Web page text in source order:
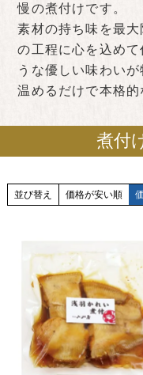
慢の煮付けです。
素材の持ち味を最
の工程に心を込め
うな優しい味わいが
温めるだけで本格的
煮付
並び替え 価格が安い順